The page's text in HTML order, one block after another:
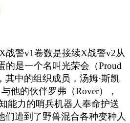
战警v1卷数是接续X战警v2从
的是一个名叫光荣会（Proud
其中的组织成员，汤姆·斯凯
他的伙伴罗弗（Rover），
能力的哨兵机器人奉命护送
们遭到了野兽混合各种变种人